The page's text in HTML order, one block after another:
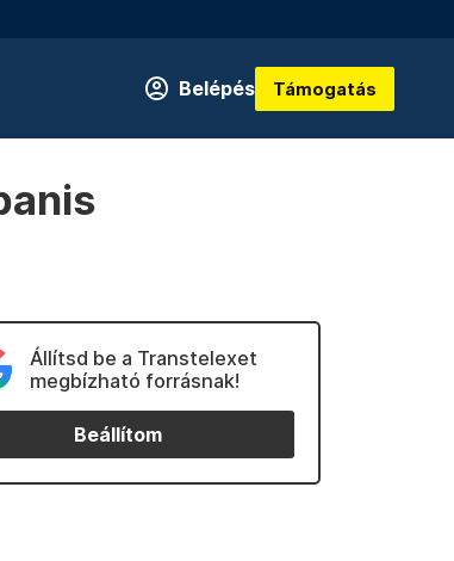
Belépés Támogatás
Állítsd be a Transtelexet
megbízható forrásnak!
Beállítom